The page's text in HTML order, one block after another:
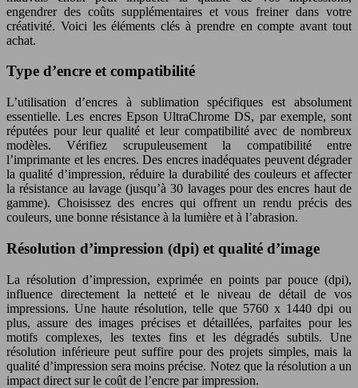
engendrer des coûts supplémentaires et vous freiner dans votre
créativité. Voici les éléments clés à prendre en compte avant tout
achat.
Type d’encre et compatibilité
L’utilisation d’encres à sublimation spécifiques est absolument
essentielle. Les encres Epson UltraChrome DS, par exemple, sont
réputées pour leur qualité et leur compatibilité avec de nombreux
modèles. Vérifiez scrupuleusement la compatibilité entre
l’imprimante et les encres. Des encres inadéquates peuvent dégrader
la qualité d’impression, réduire la durabilité des couleurs et affecter
la résistance au lavage (jusqu’à 30 lavages pour des encres haut de
gamme). Choisissez des encres qui offrent un rendu précis des
couleurs, une bonne résistance à la lumière et à l’abrasion.
Résolution d’impression (dpi) et qualité d’image
La résolution d’impression, exprimée en points par pouce (dpi),
influence directement la netteté et le niveau de détail de vos
impressions. Une haute résolution, telle que 5760 x 1440 dpi ou
plus, assure des images précises et détaillées, parfaites pour les
motifs complexes, les textes fins et les dégradés subtils. Une
résolution inférieure peut suffire pour des projets simples, mais la
qualité d’impression sera moins précise. Notez que la résolution a un
impact direct sur le coût de l’encre par impression.